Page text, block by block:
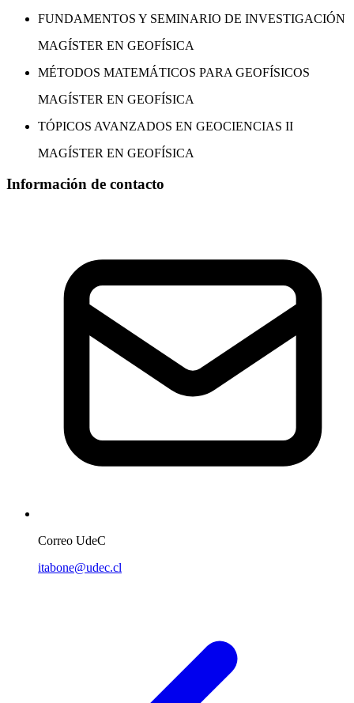
FUNDAMENTOS Y SEMINARIO DE INVESTIGACIÓN
MAGÍSTER EN GEOFÍSICA
MÉTODOS MATEMÁTICOS PARA GEOFÍSICOS
MAGÍSTER EN GEOFÍSICA
TÓPICOS AVANZADOS EN GEOCIENCIAS II
MAGÍSTER EN GEOFÍSICA
Información de contacto
Correo UdeC
itabone@udec.cl